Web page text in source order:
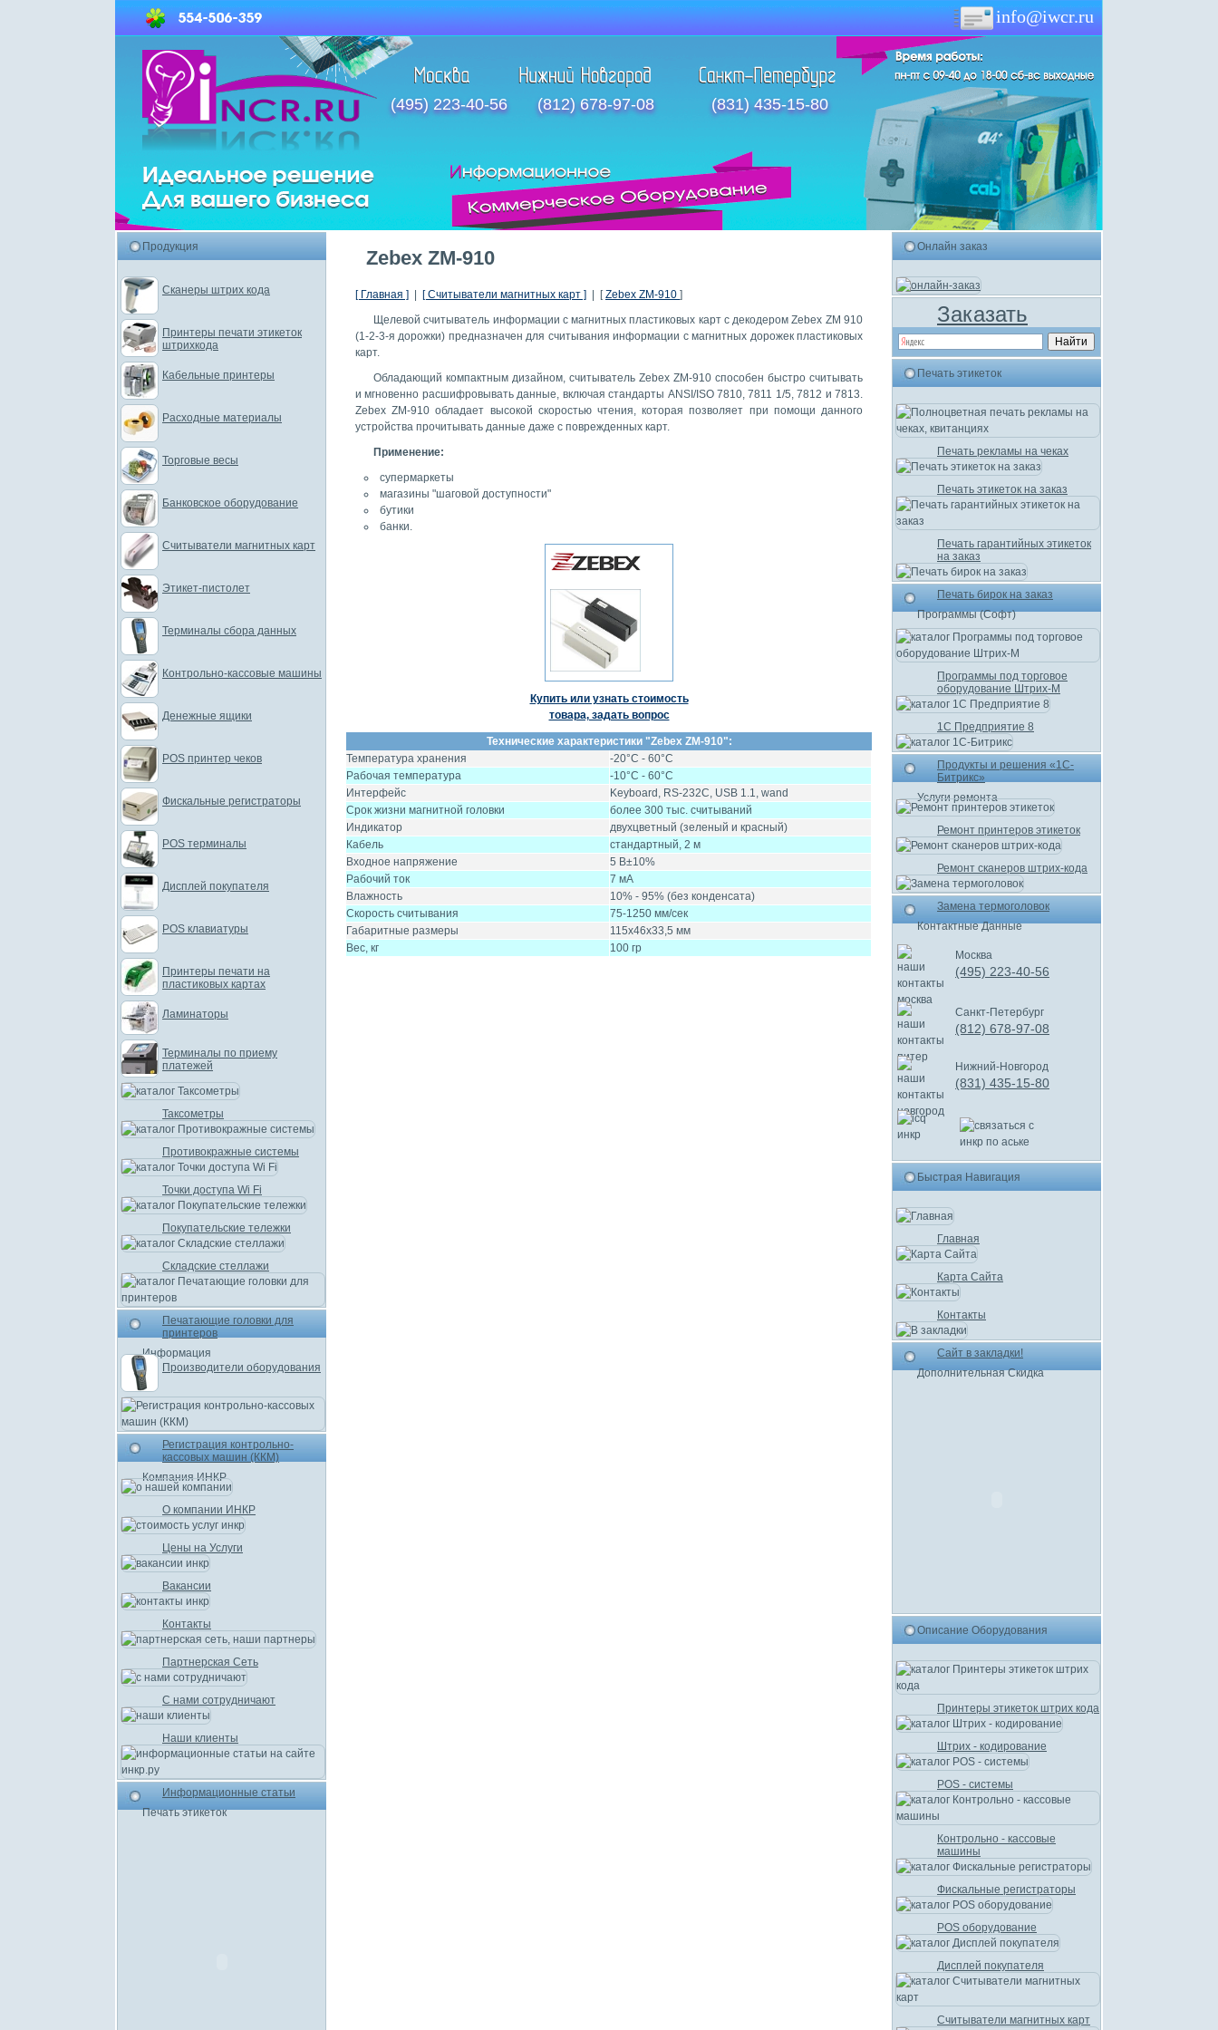
info@iwcr.ru
(495) 223-40-56 (812) 678-97-08 (831) 435-15-80
Zebex ZM-910
[ Главная ] [ Считыватели магнитных карт ] | [Zebex ZM-910 ]
Щелевой считыватель информации с магнитных пластиковых карт с декодером Zebex ZM 910
(1-2-3-я дорожки) предназначен для считывания информации с магнитных дорожек пластиковых
карт.
Обладающий компактным дизайном, считыватель Zebex ZM-910 способен быстро считывать
и мгновенно расшифровывать данные, включая стандарты ANSI/ISO 7810, 7811 1/5, 7812 и 7813.
Zebex ZM-910 обладает высокой скоростью чтения, которая позволяет при помощи данного
устройства прочитывать данные даже с поврежденных карт.
Применение:
супермаркеты
магазины "шаговой доступности"
бутики
банки.
Купить или узнать стоимость
товара, задать вопрос
Технические характеристики "Zebex ZM-910":
Температура хранения
-20°C - 60°C
Рабочая температура
-10°C - 60°C
Интерфейс
Keyboard, RS-232C, USB 1.1, wand
Срок жизни магнитной головки
более 300 тыс. считываний
Индикатор
двухцветный (зеленый и красный)
Кабель
стандартный, 2 м
Входное напряжение
5 В±10%
Рабочий ток
7 мА
Влажность
10% - 95% (без конденсата)
Скорость считывания
75-1250 мм/сек
Габаритные размеры
115х46х33,5 мм
Вес, кг
100 гр
Продукция
Сканеры штрих кода
Принтеры печати этикеток
штрихкода
Кабельные принтеры
Расходные материалы
Торговые весы
Банковское оборудование
Считыватели магнитных карт
Этикет-пистолет
Терминалы сбора данных
Контрольно-кассовые машины
Денежные ящики
POS принтер чеков
Фискальные регистраторы
POS терминалы
Дисплей покупателя
POS клавиатуры
Принтеры печати на
пластиковых картах
Ламинаторы
Терминалы по приему
платежей
Таксометры
Противокражные системы
Точки доступа Wi Fi
Покупательские тележки
Складские стеллажи
Печатающие головки для
принтеров
Информация
Производители оборудования
Регистрация контрольно-
кассовых машин (ККМ)
Компания ИНКР
О компании ИНКР
Цены на Услуги
Вакансии
Контакты
Партнерская Сеть
С нами сотрудничают
Наши клиенты
Информационные статьи
Печать этикеток
Онлайн заказ
Заказать
Печать этикеток
Печать рекламы на чеках
Печать этикеток на заказ
Печать гарантийных этикеток
на заказ
Печать бирок на заказ
Программы (Софт)
Программы под торговое
оборудование Штрих-М
1С Предприятие 8
Продукты и решения «1С-
Битрикс»
Услуги ремонта
Ремонт принтеров этикеток
Ремонт сканеров штрих-кода
Замена термоголовок
Контактные Данные
Москва
(495) 223-40-56
Санкт-Петербург
(812) 678-97-08
Нижний-Новгород
(831) 435-15-80
Быстрая Навигация
Главная
Карта Сайта
Контакты
Сайт в закладки!
Дополнительная Скидка
Описание Оборудования
Принтеры этикеток штрих кода
Штрих - кодирование
POS - системы
Контрольно - кассовые
машины
Фискальные регистраторы
POS оборудование
Дисплей покупателя
Считыватели магнитных карт